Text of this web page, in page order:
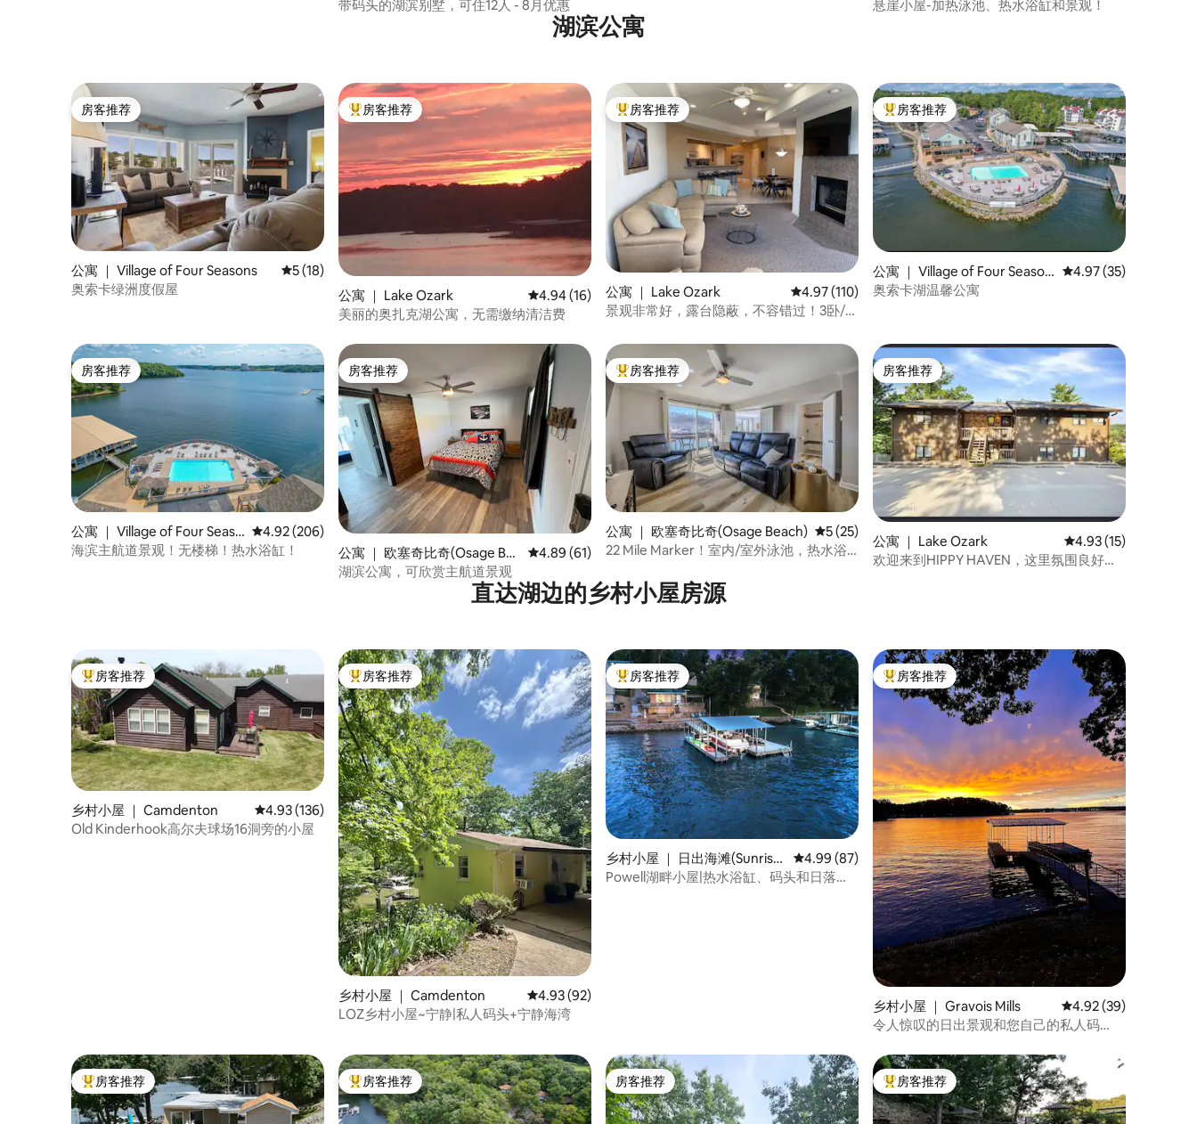
带码头的湖滨别墅，可住12人 - 8月优惠
悬崖小屋-加热泳池、热水浴缸和景观！
湖滨公寓
房客推荐
房客推荐
公寓 ｜ Village of Four Seasons 平均评分 5 分（满分 5 分），共 18 条评价
5 (18)
奥索卡绿洲度假屋
热门「房客推荐」
房客推荐
公寓 ｜ Lake Ozark 平均评分 4.94 分（满分 5 分），共 16 条评价
4.94 (16)
美丽的奥扎克湖公寓，无需缴纳清洁费
热门「房客推荐」
房客推荐
公寓 ｜ Lake Ozark 平均评分 4.97 分（满分 5 分），共 110 条评价
4.97 (110)
景观非常好，露台隐蔽，不容错过！3卧/2
热门「房客推荐」
房客推荐
公寓 ｜ Village of Four Season
s
平均评分 4.97 分（满
4.97 (35)
奥索卡湖温馨公寓
房客推荐
房客推荐
公寓 ｜ Village of Four Seaso
ns
平均评分 4.92 分（满分 5 分），共 206 条评价
4.92 (206)
海滨主航道景观！无楼梯！热水浴缸！
房客推荐
房客推荐
公寓 ｜ 欧塞奇比奇(Osage Bea
ch)
平均评分 4.89 分（满分 5 分），共 61 条评价
4.89 (61)
湖滨公寓，可欣赏主航道景观
热门「房客推荐」
房客推荐
公寓 ｜ 欧塞奇比奇(Osage Beach) 平均评分 5 分（满分 5 分），共 25 条评价
5 (25)
22 Mile Marker！室内/室外泳池，热水浴
房客推荐
房客推荐
公寓 ｜ Lake Ozark 平均评分 4.93 分（满
4.93 (15)
欢迎来到HIPPY HAVEN，这里氛围良好，
直达湖边的乡村小屋房源
热门「房客推荐」
房客推荐
乡村小屋 ｜ Camdenton 平均评分 4.93 分（满分 5 分），共 136 条评价
4.93 (136)
Old Kinderhook高尔夫球场16洞旁的小屋
热门「房客推荐」
房客推荐
乡村小屋 ｜ Camdenton 平均评分 4.93 分（满分 5 分），共 92 条评价
4.93 (92)
LOZ乡村小屋~宁静|私人码头+宁静海湾
热门「房客推荐」
房客推荐
乡村小屋 ｜ 日出海滩(Sunrise
Beach)
平均评分 4.99 分（满分 5 分），共 87 条评价
4.99 (87)
Powell湖畔小屋|热水浴缸、码头和日落景
热门「房客推荐」
房客推荐
乡村小屋 ｜ Gravois Mills 平均评分 4.92 分（满
4.92 (39)
令人惊叹的日出景观和您自己的私人码
热门「房客推荐」
房客推荐 热门「房客推荐」
房客推荐 房客推荐
房客推荐 热门「房客推荐」
房客推荐